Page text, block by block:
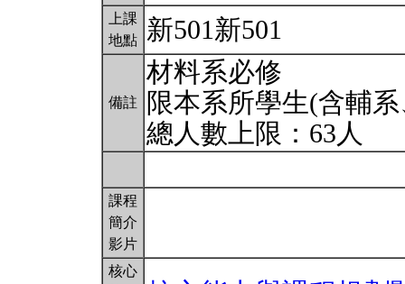
上課
地點
新501新501
備註
材料系必修
限本系所學生(含輔
總人數上限：63人
課程
簡介
影片
核心